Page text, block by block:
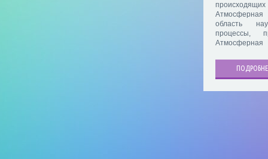
область
процессы,
Атмосферная